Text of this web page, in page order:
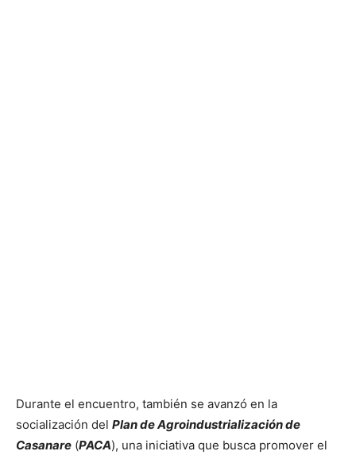
Durante el encuentro, también se avanzó en la
socialización del Plan de Agroindustrialización de
Casanare (PACA), una iniciativa que busca promover el